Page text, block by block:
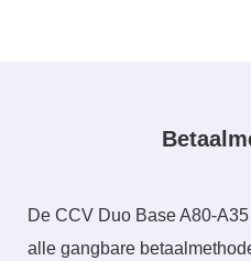
De CCV Duo Base A80-
alle gangbare